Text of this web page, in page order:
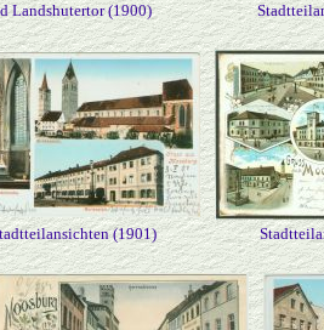
Landshutertor (1900)
(1901)